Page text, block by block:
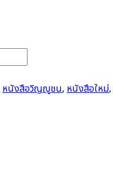
หนังสือวิญญูชน, หนังสือใหม่,